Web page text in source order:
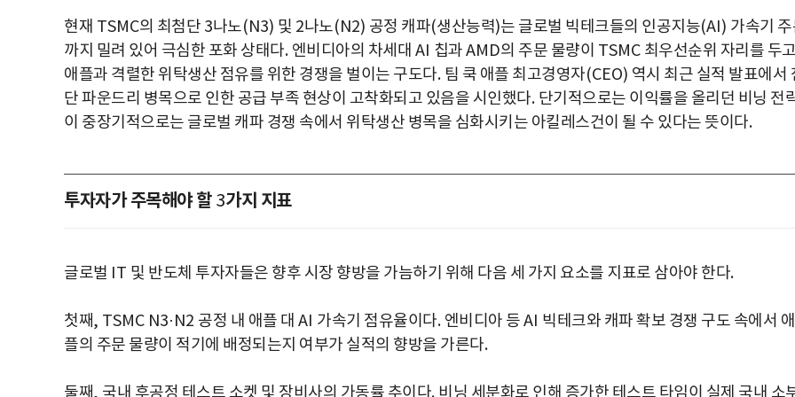
현재 TSMC의 최첨단 3나노(N3) 및 2나노(N2) 공정 캐파(생산능력)는 글로벌 빅테크들의 인공지능(AI) 가속기
까지 밀려 있어 극심한 포화 상태다. 엔비디아의 차세대 AI 칩과AMD의 주문 물량이 TSMC 최우선순위 자리를 두고
애플과 격렬한 위탁생산 점유를 위한 경쟁을 벌이는 구도다. 팀 쿡 애플 최고경영자(CEO) 역시 최근 실적 발표에서
단 파운드리 병목으로 인한 공급 부족 현상이 고착화되고 있음을 시인했다. 단기적으로는 이익률을 올리던 비닝 전
이 중장기적으로는 글로벌 캐파 경쟁 속에서 위탁생산 병목을 심화시키는 아킬레스건이 될 수 있다는 뜻이다.
투자자가 주목해야 할 3가지 지표
글로벌 IT 및 반도체 투자자들은 향후 시장 향방을 가늠하기 위해 다음 세 가지 요소를 지표로 삼아야 한다.
첫째, TSMC N3·N2 공정 내 애플 대 AI 가속기 점유율이다. 엔비디아 등AI 빅테크와 캐파 확보 경쟁 구도 속에서 애
플의 주문 물량이 적기에 배정되는지 여부가 실적의 향방을 가른다.
둘째, 국내 후공정 테스트 소켓 및 장비사의 가동률 추이다. 비닝 세분화로 인해 증가한 테스트 타임이 실제 국내 소